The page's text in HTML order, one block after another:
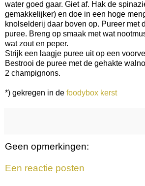
water goed gaar. Giet af. Hak de
gemakkelijker) en doe in een hoge
knolselderij daar boven op. Pureer met
puree. Breng op smaak met wat
wat zout en peper.
Strijk een laagje puree uit op een
Bestrooi de puree met de gehakte
2 champignons.
*) gekregen in de foodybox kerst
Geen opmerkingen:
Een reactie posten